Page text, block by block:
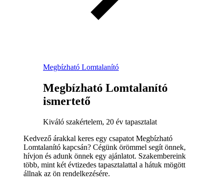
Megbízható Lomtalanító
Megbízható Lomtalanító
ismertető
Kiváló szakértelem, 20 év tapasztalat
Kedvező árakkal keres egy csapatot Megbízható
Lomtalanító kapcsán? Cégünk örömmel segít önnek,
hívjon és adunk önnek egy ajánlatot. Szakembereink
több, mint két évtizedes tapasztalattal a hátuk mögött
állnak az ön rendelkezésére.